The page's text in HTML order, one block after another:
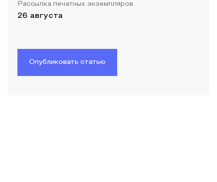
Рассылка печатных экземпляров
26 августа
Опубликовать статью